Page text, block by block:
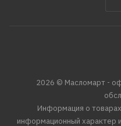
2026 © Масломарт -
Информация о
информационный характер